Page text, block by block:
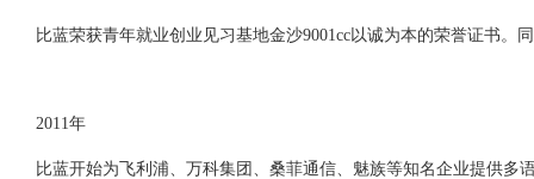
比蓝荣获青年就业创业见习基地金沙9001cc以诚为本的荣誉证书。
2011年
比蓝开始为飞利浦、万科集团、桑菲通信、魅族等知名企业提供多